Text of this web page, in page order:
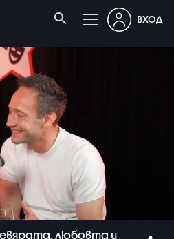
ВХОД
любовта и